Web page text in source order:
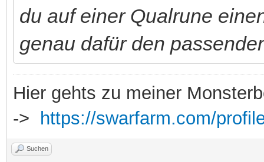
du auf einer Qualrune
genau dafür den
Hier gehts zu meiner
->
https://swarfarm.com/
Suchen